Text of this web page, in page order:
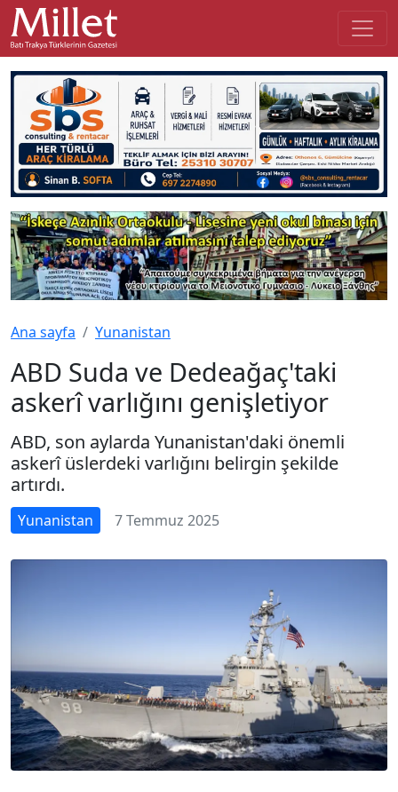
Ana sayfa Yunanistan
ABD Suda ve Dedeağaç'taki
askerî varlığını genişletiyor
ABD, son aylarda Yunanistan'daki önemli
askerî üslerdeki varlığını belirgin şekilde
artırdı.
Yunanistan 7 Temmuz 2025